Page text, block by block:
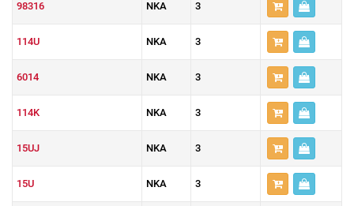
98316 NKA 3
114U NKA 3
6014 NKA 3
114K NKA 3
15UJ NKA 3
15U NKA 3